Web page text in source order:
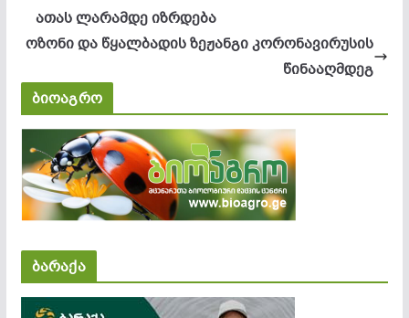
ათას ლარამდე იზრდება
ოზონი და წყალბადის ზეჟანგი კორონავირუსის
წინააღმდეგ
ბიოაგრო
ბარაქა